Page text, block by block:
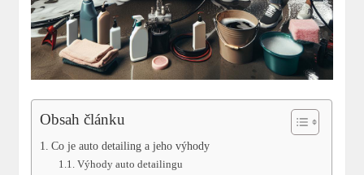
Obsah článku
Co je auto detailing a jeho‌ výhody
Výhody auto ⁢detailingu